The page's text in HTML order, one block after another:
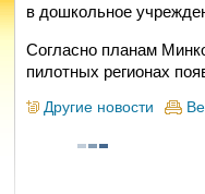
в дошкольное
Согласно планам
пилотных регионах
Другие новости